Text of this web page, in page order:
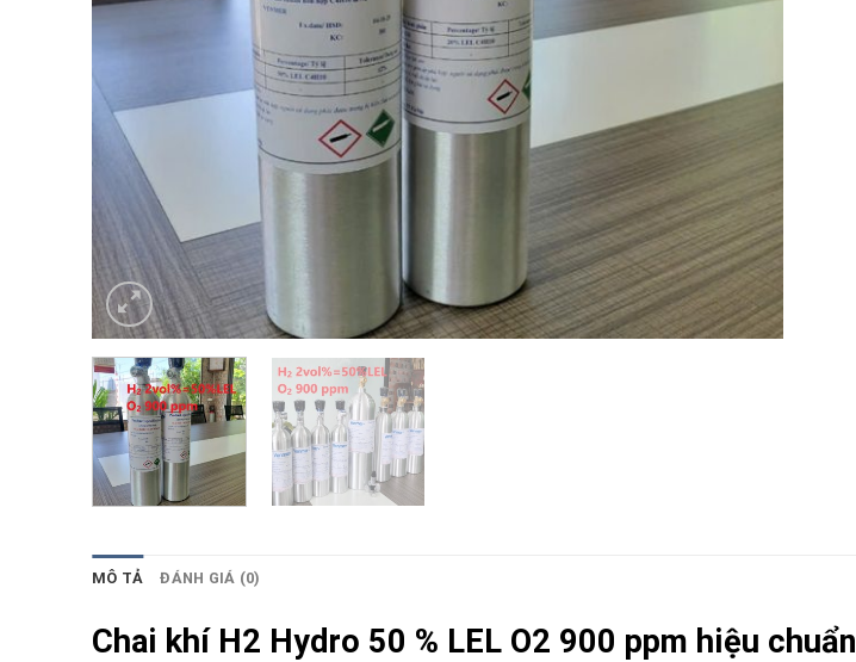
MÔ TẢ ĐÁNH GIÁ (0)
Chai khí H2 Hydro 50 % LEL O2 900 ppm hiệu chuẩn